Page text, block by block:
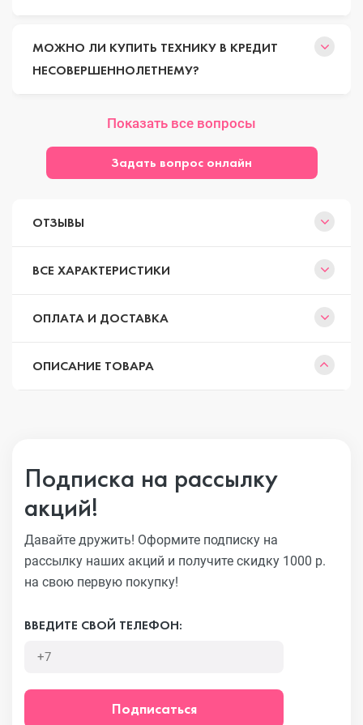
МОЖНО ЛИ КУПИТЬ ТЕХНИКУ В КРЕДИТ
НЕСОВЕРШЕННОЛЕТНЕМУ?
Показать все вопросы
Задать вопрос онлайн
ОТЗЫВЫ
ВСЕ ХАРАКТЕРИСТИКИ
ОПЛАТА И ДОСТАВКА
ОПИСАНИЕ ТОВАРА
Подписка на рассылку
акций!
Давайте дружить! Оформите подписку на
рассылку наших акций и получите скидку 1000 р.
на свою первую покупку!
ВВЕДИТЕ СВОЙ ТЕЛЕФОН:
Подписаться